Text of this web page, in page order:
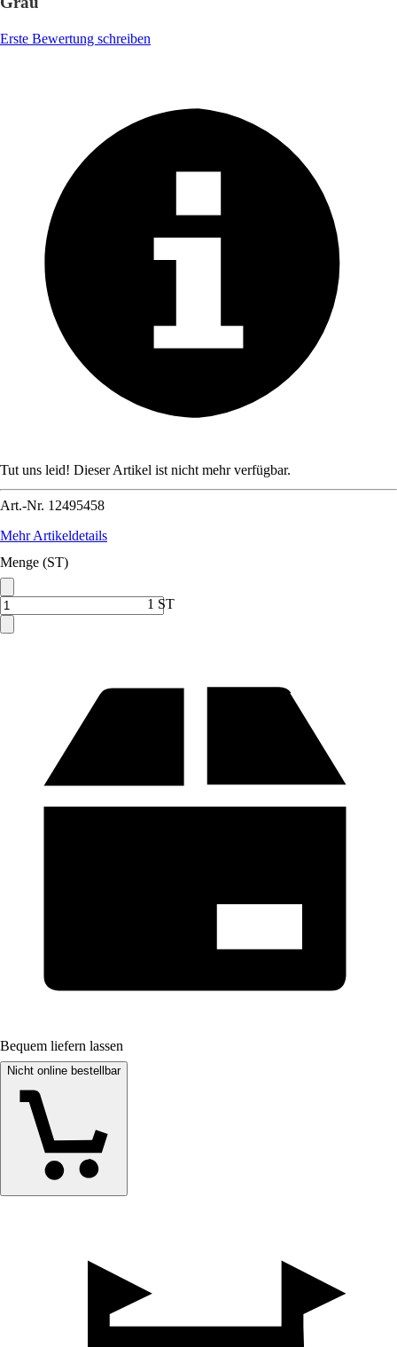
Erste Bewertung schreiben
Tut uns leid! Dieser Artikel ist nicht mehr verfügbar.
Art.-Nr. 12495458
Mehr Artikeldetails
Menge (ST)
1 ST
Bequem liefern lassen
Nicht online bestellbar